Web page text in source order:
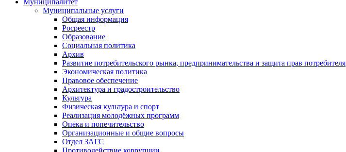
Муниципалитет
Муниципальные услуги
Общая информация
Росреестр
Образование
Социальная политика
Архив
Развитие потребительского рынка, предпринимательства и защита прав потребителя
Экономическая политика
Правовое обеспечение
Архитектура и градостроительство
Культура
Физическая культура и спорт
Реализация молодёжных программ
Опека и попечительство
Организационные и общие вопросы
Отдел ЗАГС
Противодействие коррупции